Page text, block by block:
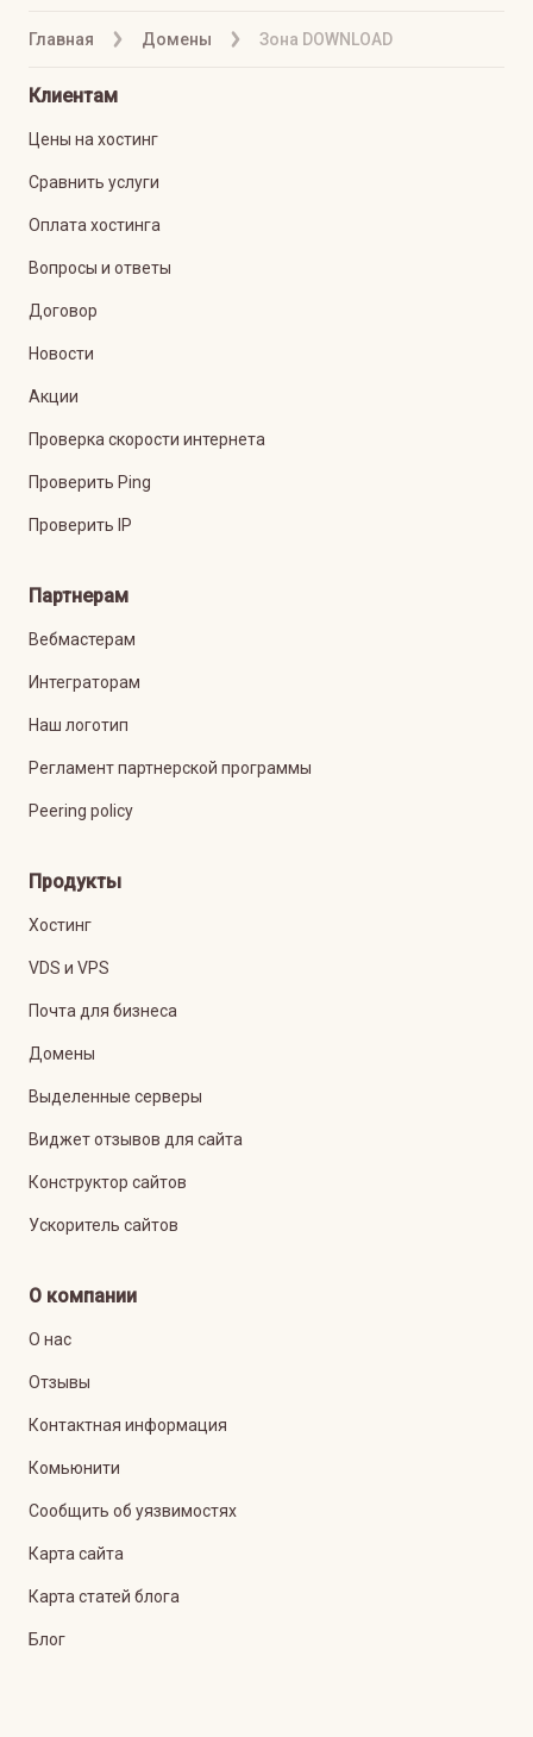
Главная Домены Зона DOWNLOAD
Клиентам
Цены на хостинг
Сравнить услуги
Оплата хостинга
Вопросы и ответы
Договор
Новости
Акции
Проверка скорости интернета
Проверить Ping
Проверить IP
Партнерам
Вебмастерам
Интеграторам
Наш логотип
Регламент партнерской программы
Peering policy
Продукты
Хостинг
VDS и VPS
Почта для бизнеса
Домены
Выделенные серверы
Виджет отзывов для сайта
Конструктор сайтов
Ускоритель сайтов
О компании
О нас
Отзывы
Контактная информация
Комьюнити
Сообщить об уязвимостях
Карта сайта
Карта статей блога
Блог